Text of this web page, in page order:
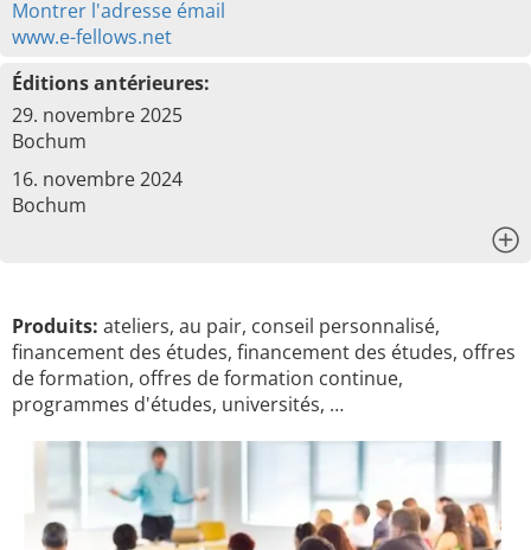
Montrer l'adresse émail
www.e-fellows.net
Éditions antérieures:
29. novembre 2025
Bochum
16. novembre 2024
Bochum
Produits: ateliers, au pair, conseil personnalisé,
financement des études, financement des études, offres
de formation, offres de formation continue,
programmes d'études, universités, …